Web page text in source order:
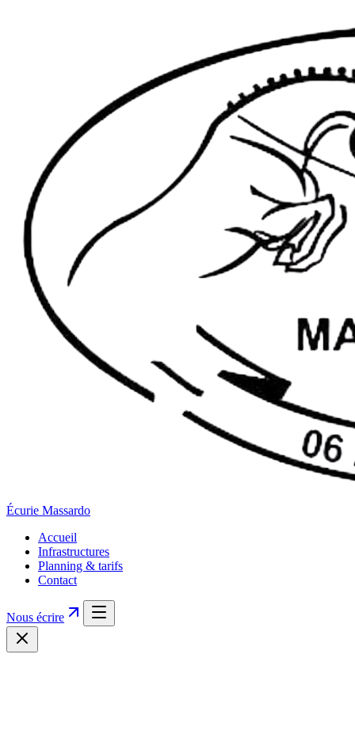
Écurie Massardo
Accueil
Infrastructures
Planning & tarifs
Contact
Nous écrire